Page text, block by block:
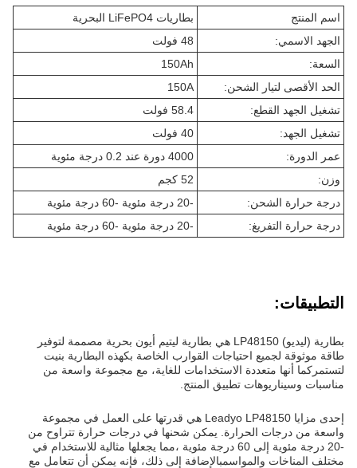
اسم المنتج
بطاريات LiFePO4 البحرية
الجهد الاسمي:
48 فولت
السعة:
150Ah
الحد الأقصى لتيار الشحن:
150A
تشغيل الجهد القطع:
58.4 فولت
تشغيل الجهد:
40 فولت
عمر الدورة:
4000 دورة عند 0.2 درجة مئوية
وزن:
52 كجم
درجة حرارة الشحن:
-20 درجة مئوية -60 درجة مئوية
درجة حرارة التفريغ:
-20 درجة مئوية -60 درجة مئوية
التطبيقات:
بطارية (ليديو) LP48150 هي بطارية ليتيم أيون بحرية مصممة لتوفير
طاقة موثوقة لجميع احتياجات القوارب الخاصة بكهذه البطارية بنيت
لتستمركما أنها متعددة الاستخدامات للغاية، مع مجموعة واسعة من
مناسبات وسيناريوهات تطبيق المنتج.
إحدى مزايا Leadyo LP48150 هي قدرتها على العمل في مجموعة
واسعة من درجات الحرارة. يمكن شحنها في درجات حرارة تتراوح من
-20 درجة مئوية إلى 60 درجة مئوية ،مما يجعلها مثالية للاستخدام في
مختلف المناخات والمواسمبالإضافة إلى ذلك، فإنه يمكن أن تتعامل مع